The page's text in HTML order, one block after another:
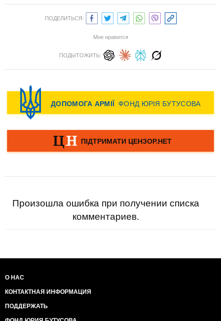
ПОДЕЛИТЬСЯ:
Мне нравится
ПОДЫТОЖИТЬ:
Произошла ошибка при получении списка
комментариев.
О НАС
КОНТАКТНАЯ ИНФОРМАЦИЯ
ПОДДЕРЖАТЬ